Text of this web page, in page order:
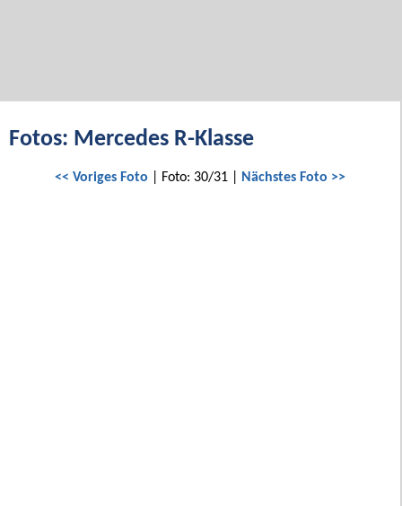
Fotos: Mercedes R-Klasse
<< Voriges Foto | Foto: 30/31 | Nächstes Foto >>